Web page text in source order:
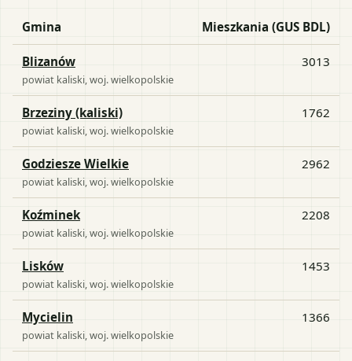
Gmina Mieszkania (GUS BDL)
Blizanów
powiat kaliski , woj.wielkopolskie
3013
Brzeziny (kaliski)
powiat kaliski , woj.wielkopolskie
1762
Godziesze Wielkie
powiat kaliski , woj.wielkopolskie
2962
Koźminek
powiat kaliski , woj.wielkopolskie
2208
Lisków
powiat kaliski , woj.wielkopolskie
1453
Mycielin
powiat kaliski , woj.wielkopolskie
1366